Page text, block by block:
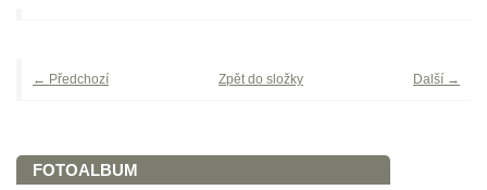
← Předchozí Další →
Zpět do složky
FOTOALBUM